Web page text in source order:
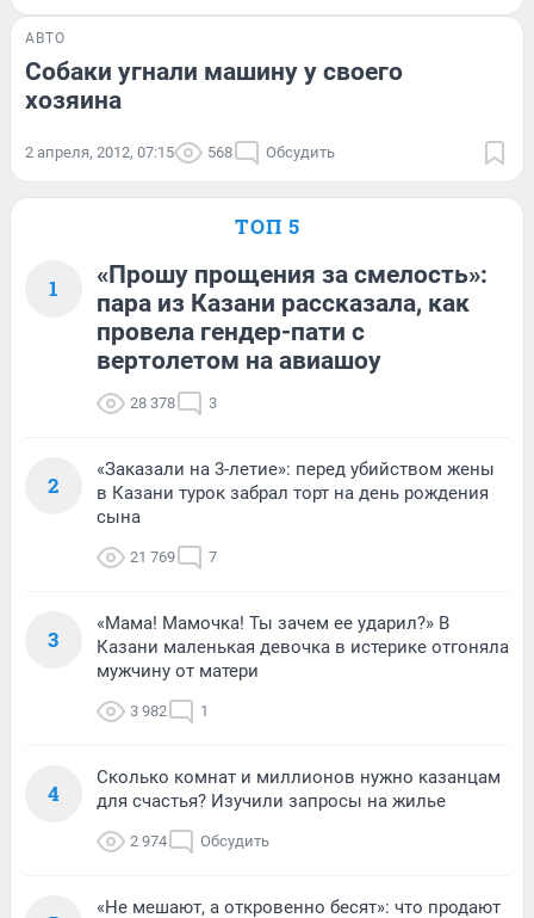
АВТО
Собаки угнали машину у своего
хозяина
2 апреля, 2012, 07:15 568 Обсудить
ТОП 5
1
«Прошу прощения за смелость»:
пара из Казани рассказала, как
провела гендер-пати с
вертолетом на авиашоу
28 378 3
2
«Заказали на 3-летие»: перед убийством жены
в Казани турок забрал торт на день рождения
сына
21 769 7
3
«Мама! Мамочка! Ты зачем ее ударил?» В
Казани маленькая девочка в истерике отгоняла
мужчину от матери
3 982 1
4
Сколько комнат и миллионов нужно казанцам
для счастья? Изучили запросы на жилье
2 974 Обсудить
«Не мешают, а откровенно бесят»: что продают